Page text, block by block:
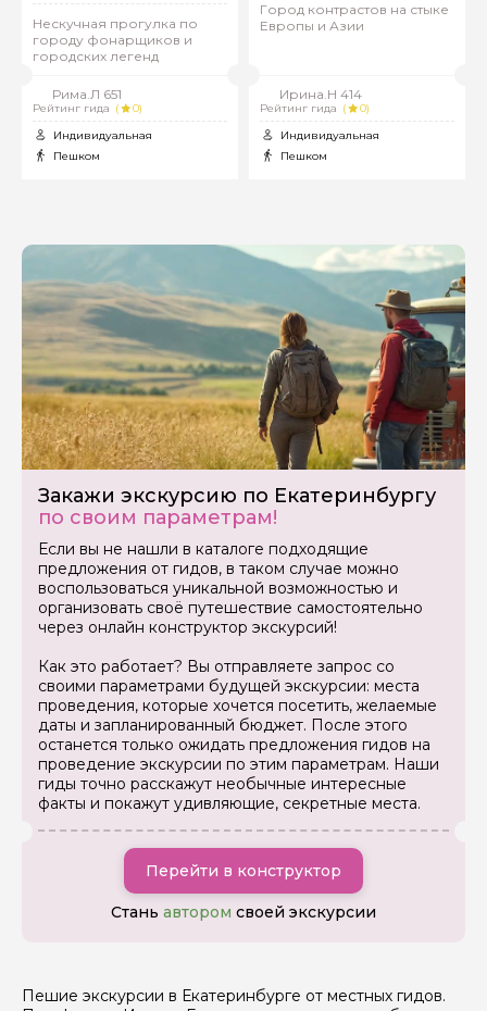
Нескучная прогулка по
городу фонарщиков и
городских легенд
Рима.Л 651
Рейтинг гида (
0)
Индивидуальная
Пешком
Город контрастов на стыке
Европы и Азии
Ирина.Н 414
Рейтинг гида (
0)
Индивидуальная
Пешком
Закажи экскурсию по Екатеринбургу
по своим параметрам!
Если вы не нашли в каталоге подходящие
предложения от гидов, в таком случае можно
воспользоваться уникальной возможностью и
организовать своё путешествие самостоятельно
через онлайн конструктор экскурсий!
Как это работает? Вы отправляете запрос со
своими параметрами будущей экскурсии: места
проведения, которые хочется посетить, желаемые
даты и запланированный бюджет. После этого
останется только ожидать предложения гидов на
проведение экскурсии по этим параметрам. Наши
гиды точно расскажут необычные интересные
факты и покажут удивляющие, секретные места.
Перейти в конструктор
Стань автором своей экскурсии
Пешие экскурсии в Екатеринбурге от местных гидов.
Задайте свой вопрос гиду
Как вас зовут
Ваша электронная почта
Ваш номер телефона
Вопросы и комментарии
Если у вас есть интересующие вопросы, можете их
задать
Я даю своё согласие на обработку персональных
данных
Отправить